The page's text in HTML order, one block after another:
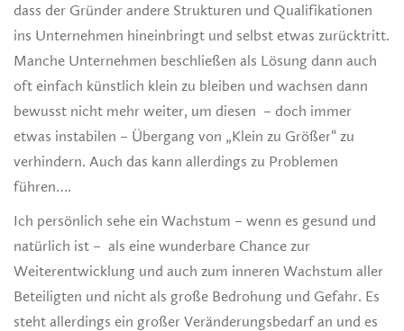
dass der Gründer andere Strukturen und Qualifikationen
ins Unternehmen hineinbringt und selbst etwas zurücktritt.
Manche Unternehmen beschließen als Lösung dann auch
oft einfach künstlich klein zu bleiben und wachsen dann
bewusst nicht mehr weiter, um diesen – doch immer
etwas instabilen – Übergang von „Klein zu Größer“ zu
verhindern. Auch das kann allerdings zu Problemen
führen….
Ich persönlich sehe ein Wachstum – wenn es gesund und
natürlich ist – als eine wunderbare Chance zur
Weiterentwicklung und auch zum inneren Wachstum aller
Beteiligten und nicht als große Bedrohung und Gefahr. Es
steht allerdings ein großer Veränderungsbedarf an und es